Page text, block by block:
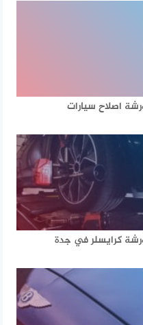
اصلاح سيارات
كرايسلر في جدة